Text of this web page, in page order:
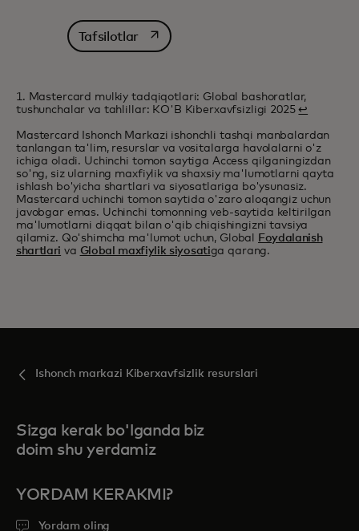
Tafsilotlaropens in a new tab
1. Mastercard mulkiy tadqiqotlari: Global bashoratlar,
tushunchalar va tahlillar: KO'B Kiberxavfsizligi 2025↩
Mastercard Ishonch Markazi ishonchli tashqi manbalardan
tanlangan ta'lim, resurslar va vositalarga havolalarni o'z
ichiga oladi. Uchinchi tomon saytiga Access qilganingizdan
so'ng, siz ularning maxfiylik va shaxsiy ma'lumotlarni qayta
ishlash bo'yicha shartlari va siyosatlariga bo'ysunasiz.
Mastercard uchinchi tomon saytida o'zaro aloqangiz uchun
javobgar emas. Uchinchi tomonning veb-saytida keltirilgan
ma'lumotlarni diqqat bilan o'qib chiqishingizni tavsiya
qilamiz. Qo'shimcha ma'lumot uchun, Global
Foydalanish
shartlari va Global maxfiylik siyosatiga qarang.
Ishonch markazi Kiberxavfsizlik resurslari
Sizga kerak bo'lganda biz
doim shu yerdamiz
YORDAM KERAKMI?
Yordam oling